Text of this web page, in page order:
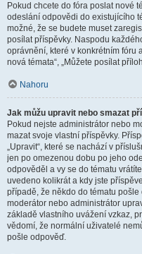
Pokud chcete do fóra poslat nové
odeslání odpovědi do existujícího
možné, že se budete muset
posílat příspěvky. Naspodu
oprávnění, které v konkrétním fóru
nová témata“, „Můžete posílat
Nahoru
Jak můžu upravit nebo smazat
Pokud nejste administrátor nebo
mazat svoje vlastní příspěvky.
„Upravit“, které se nachází v
jen po omezenou dobu po jeho
odpověděl a vy se do tématu
uvedeno kolikrát a kdy jste
případě, že někdo do tématu
moderátor nebo administrátor
základě vlastního uvážení vzkaz,
vědomí, že normální uživatelé
pošle odpověď.